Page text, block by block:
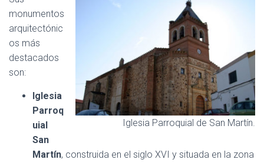
Iglesia Parroquial de San Martín.
monumentos
arquitectónic
os más
destacados
son:
Iglesia
Parroq
uial
San
Martín, construida en el siglo XVI y situada en la zona